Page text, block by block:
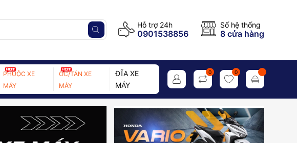
Hỗ trợ 24h
0901538856
Số hệ thống
8 cửa hàng
PHUỘC XE
MÁY
ỐC/TÁN XE
MÁY
ĐĨA XE
MÁY
0 0